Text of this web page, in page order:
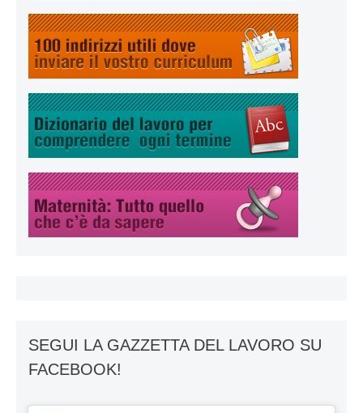
SEGUI LA GAZZETTA DEL LAVORO SU
FACEBOOK!